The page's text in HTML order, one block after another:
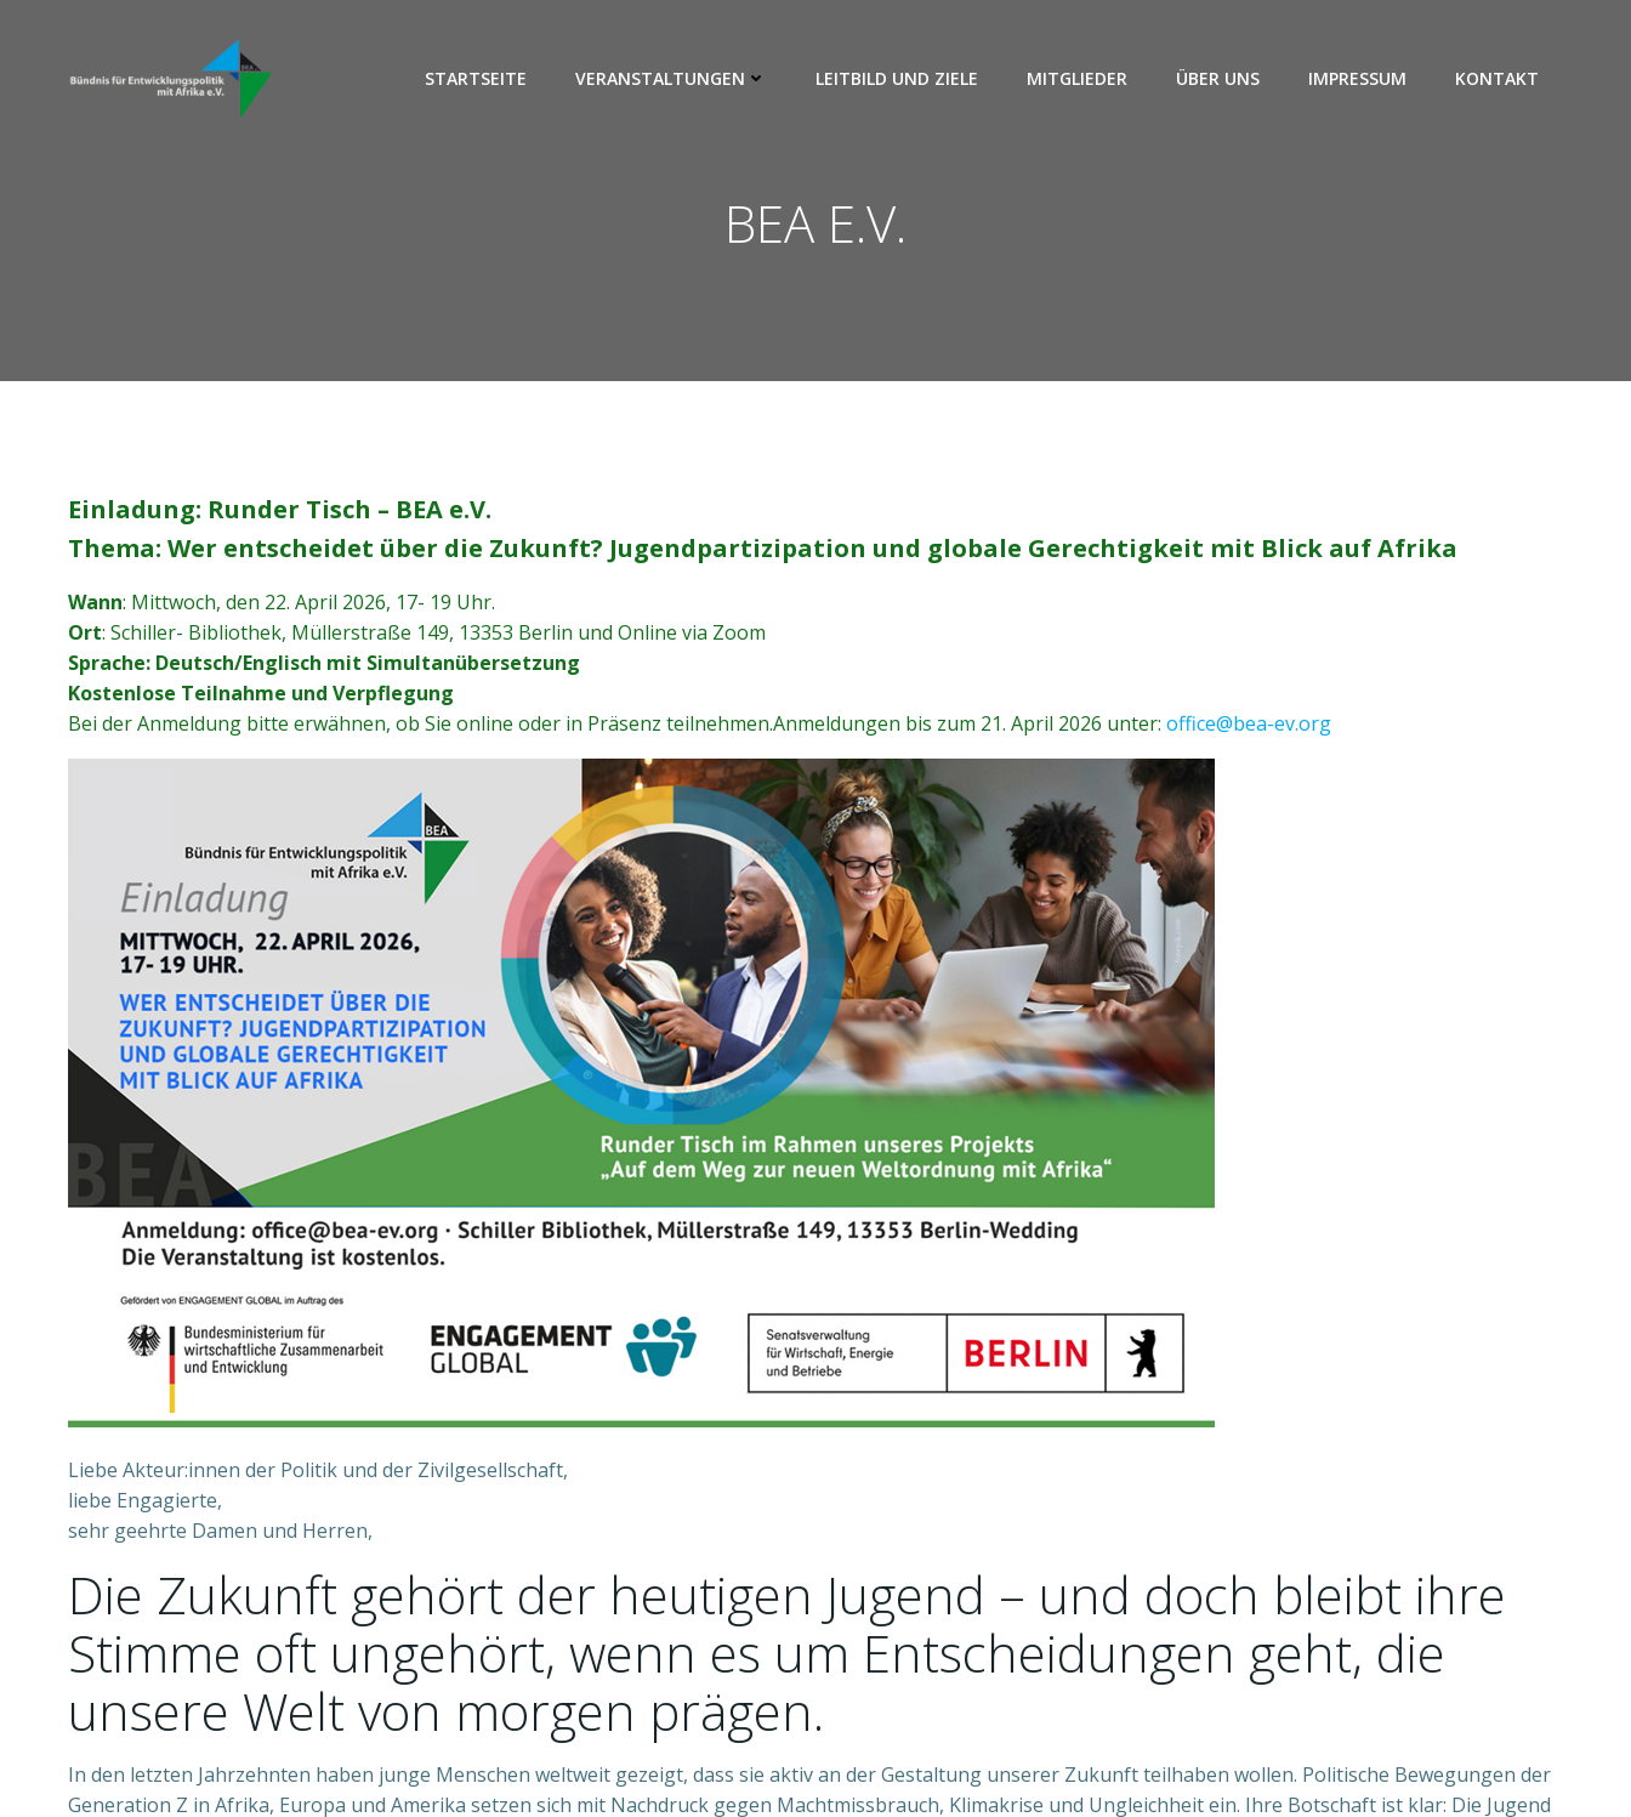
springen
STARTSEITE VERANSTALTUNGEN LEITBILD UND ZIELE MITGLIEDER ÜBER UNS IMPRESSUM KONTAKT
BEA E.V.
Einladung: Runder Tisch – BEA e.V.
Thema: Wer entscheidet über die Zukunft? Jugendpartizipation und globale Gerechtigkeit mit Blick auf Afrika
Wann: Mittwoch, den 22. April 2026, 17- 19 Uhr.
Ort: Schiller- Bibliothek, Müllerstraße 149, 13353 Berlin und Online via Zoom
Sprache: Deutsch/Englisch mit Simultanübersetzung
Kostenlose Teilnahme und Verpflegung
Bei der Anmeldung bitte erwähnen, ob Sie online oder in Präsenz teilnehmen.Anmeldungen bis zum 21. April 2026 unter: office@bea-ev.org
Liebe Akteur:innen der Politik und der Zivilgesellschaft,
liebe Engagierte,
sehr geehrte Damen und Herren,
Die Zukunft gehört der heutigen Jugend – und doch bleibt ihre
Stimme oft ungehört, wenn es um Entscheidungen geht, die
unsere Welt von morgen prägen.
In den letzten Jahrzehnten haben junge Menschen weltweit gezeigt, dass sie aktiv an der Gestaltung unserer Zukunft teilhaben wollen. Politische Bewegungen der
Generation Z in Afrika, Europa und Amerika setzen sich mit Nachdruck gegen Machtmissbrauch, Klimakrise und Ungleichheit ein. Ihre Botschaft ist klar: Die Jugend